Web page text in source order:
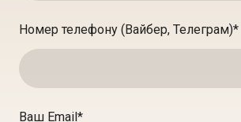
Номер телефону (Вайбер, Телеграм)*
Ваш Email*